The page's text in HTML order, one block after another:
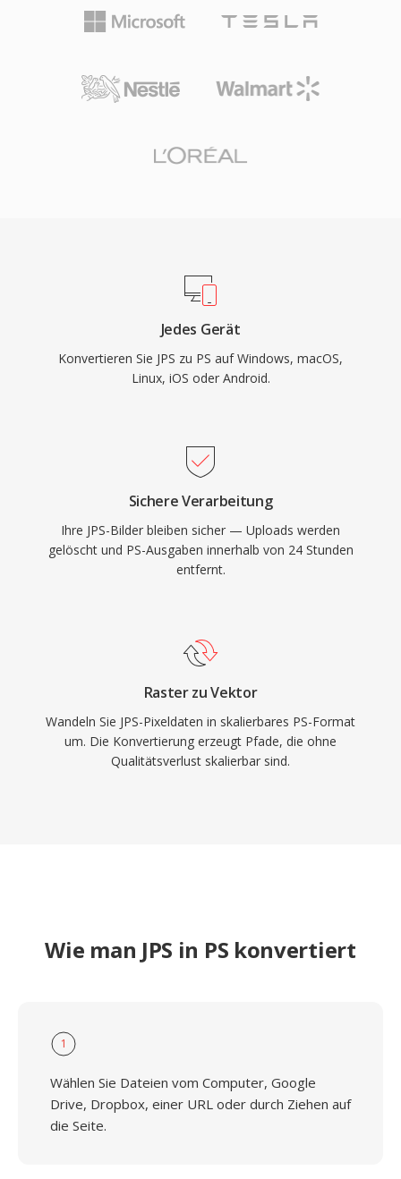
Jedes Gerät
Konvertieren Sie JPS zu PS auf Windows, macOS,
Linux, iOS oder Android.
Sichere Verarbeitung
Ihre JPS-Bilder bleiben sicher — Uploads werden
gelöscht und PS-Ausgaben innerhalb von 24 Stunden
entfernt.
Raster zu Vektor
Wandeln Sie JPS-Pixeldaten in skalierbares PS-Format
um. Die Konvertierung erzeugt Pfade, die ohne
Qualitätsverlust skalierbar sind.
Wie man JPS in PS konvertiert
1
Wählen Sie Dateien vom Computer, Google
Drive, Dropbox, einer URL oder durch Ziehen auf
die Seite.